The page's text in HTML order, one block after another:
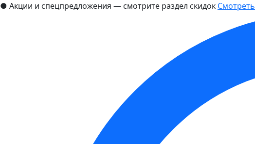
● Акции и спецпредложения — смотрите раздел скидок Смотреть